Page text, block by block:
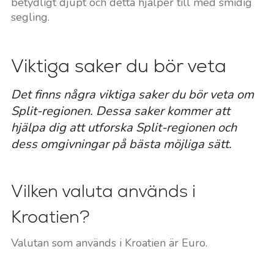
segling.
Viktiga saker du bör veta
Det finns några viktiga saker du bör veta om
Split-regionen. Dessa saker kommer att
hjälpa dig att utforska Split-regionen och
dess omgivningar på bästa möjliga sätt.
Vilken valuta används i
Kroatien?
Valutan som används i Kroatien är Euro.